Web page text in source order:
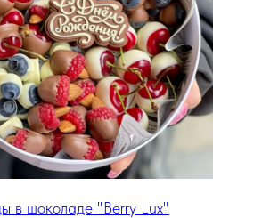
в шоколаде "Berry Lux"